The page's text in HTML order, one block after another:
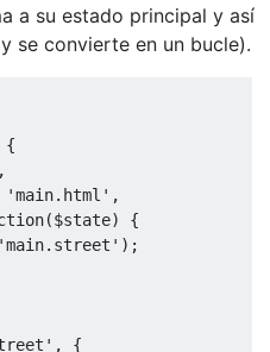
a su estado principal y así
se convierte en un bucle).
{
,
'main.html' ,
($state)
{
'main.street' );
,
{